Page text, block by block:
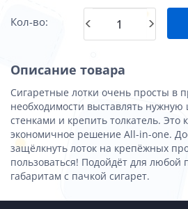
Кол-во:
Описание товара
Сигаретные лотки очень просты в
необходимости выставлять
стенками и крепить толкатель. Это
экономичное решение All-in-one.
защёлкнуть лоток на крепёжных
пользоваться! Подойдёт для любой
габаритам с пачкой сигарет.